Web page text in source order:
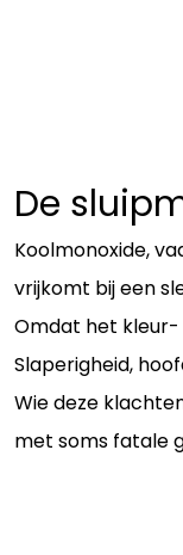
De
Koolmonoxide,
vrijkomt bij een
Omdat het kleur-
Slaperigheid,
Wie deze
met soms fatale